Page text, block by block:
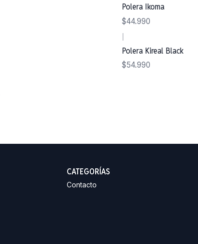
Polera Ikoma
$44.990
Polera Kireal Black
$54.990
CATEGORÍAS
Contacto